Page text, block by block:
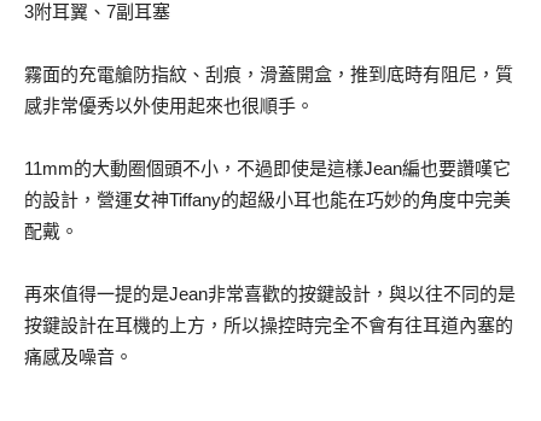
3附耳翼、7副耳塞
霧面的充電艙防指紋、刮痕，滑蓋開盒，推到底時有阻尼，質
感非常優秀以外使用起來也很順手。
11mm的大動圈個頭不小，不過即使是這樣Jean編也要讚嘆它
的設計，營運女神Tiffany的超級小耳也能在巧妙的角度中完美
配戴。
再來值得一提的是Jean非常喜歡的按鍵設計，與以往不同的是
按鍵設計在耳機的上方，所以操控時完全不會有往耳道內塞的
痛感及噪音。